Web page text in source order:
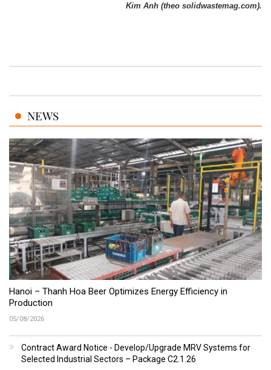
Kim Anh (theo solidwastemag.com).
NEWS
Hanoi – Thanh Hoa Beer Optimizes Energy Efficiency in
Production
05/08/2026
Contract Award Notice - Develop/Upgrade MRV Systems for
Selected Industrial Sectors – Package C2.1.26